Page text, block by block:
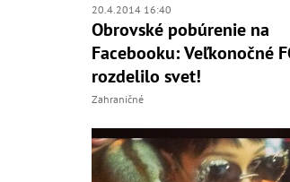
20.4.2014 16:40
Obrovské pobúrenie na
Facebooku: Veľkonočné
rozdelilo svet!
Zahraničné